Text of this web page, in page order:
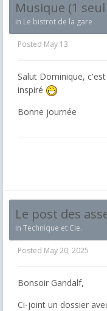
Musique (1
in Le bistrot de la gare
Posted May 13
Salut Dominique,
inspiré
Bonne journée
Le post des
in Technique et Cie.
Posted May 20, 2025
Bonsoir Gandalf,
Ci-joint un dossier